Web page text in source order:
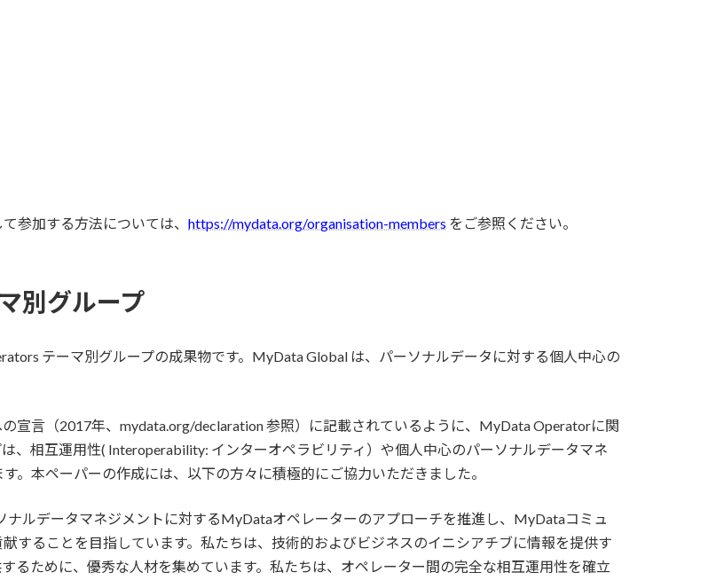
参加する方法については、 https://mydata.org/organisation-members をご参照ください。
別グループ
テーマ別グループの成果物です。MyData Global は、パーソナルデータに対する個人中心の
宣言（2017年、mydata.org/declaration 参照）に記載されているように、MyData Operatorに関
、相互運用性( Interoperability: インターオペラビリティ）や個人中心のパーソナルデータマネ
。本ペーパーの作成には、以下の方々に積極的にご協力いただきました。
ルデータマネジメントに対するMyDataオペレーターのアプローチを推進し、MyDataコミュ
することを目指しています。私たちは、技術的およびビジネスのイニシアチブに情報を提供す
るために、優秀な人材を集めています。私たちは、オペレーター間の完全な相互運用性を確立